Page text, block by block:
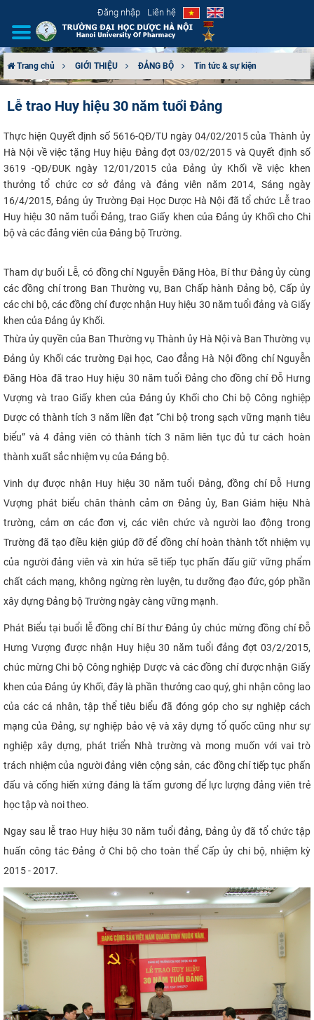
Đăng nhập Liên hệ
TUYỂN SINH
ĐÀO TẠO
ĐẢM BẢO CHẤT LƯỢNG
KHOA HỌC CÔNG NGHỆ
HTQT
CỰU NGƯỜI HỌC
Trang chủ GIỚI THIỆU ĐẢNG BỘ Tin tức & sự kiện
Lễ trao Huy hiệu 30 năm tuổi Đảng
Thực hiện Quyết định số 5616-QĐ​/TU ngày 04/02/2015 của Thành ủy
Hà Nội về việc tặng Huy hiệu Đảng đợt 03/02/2015 và Quyết định số
3619 -QĐ/ĐUK ngày 12/01/2015 của Đảng ủy Khối về việc khen
thưởng tổ chức cơ sở đảng và đảng viên năm 2014, Sáng ngày
16/4/2015, Đảng ủy Trường Đại Học Dược Hà Nội đã tổ chức Lễ trao
Huy hiệu 30 năm tuổi Đảng, trao Giấy khen của Đảng ủy Khối cho Chi
bộ và các đảng viên của Đảng bộ Trường.
Tham dự buổi Lễ, có đồng chí Nguyễn Đăng Hòa, Bí thư Đảng ủy cùng
các đồng chí trong Ban Thường vụ, Ban Chấp hành Đảng bộ, Cấp ủy
các chi bộ, các đồng chí được nhận Huy hiệu 30 năm tuổi đảng và Giấy
khen của Đảng ủy Khối.
Thừa ủy quyền của Ban Thường vụ Thành ủy Hà Nội và Ban Thường vụ
Đảng ủy Khối các trường Đại học, Cao đẳng Hà Nội đồng chí Nguyễn
Đăng Hòa đã trao Huy hiệu 30 năm tuổi Đảng cho đồng chí Đỗ Hưng
Vượng và trao Giấy khen của Đảng ủy Khối cho Chi bộ Công nghiệp
Dược có thành tích 3 năm liền đạt “Chi bộ trong sạch vững mạnh tiêu
biểu” và 4 đảng viên có thành tích 3 năm liên tục đủ tư cách hoàn
thành xuất sắc nhiệm vụ của Đảng bộ.
Vinh dự được nhận Huy hiệu 30 năm tuổi Đảng, đồng chí Đỗ Hưng
Vượng phát biểu chân thành cảm ơn Đảng ủy, Ban Giám hiệu Nhà
trường, cảm ơn các đơn vị, các viên chức và người lao động trong
Trường đã tạo điều kiện giúp đỡ để đồng chí hoàn thành tốt nhiệm vụ
của người đảng viên và xin hứa sẽ tiếp tục phấn đấu giữ vững phẩm
chất cách mạng, không ngừng rèn luyện, tu dưỡng đạo đức, góp phần
xây dựng Đảng bộ Trường ngày càng vững mạnh.
Phát Biểu tại buổi lễ đồng chí Bí thư Đảng ủy chúc mừng đồng chí Đỗ
Hưng Vượng được nhận Huy hiệu 30 năm tuổi đảng đợt 03/2/2015,
chúc mừng Chi bộ Công nghiệp Dược và các đồng chí được nhận Giấy
khen của Đảng ủy Khối, đây là phần thưởng cao quý, ghi nhận công lao
của các cá nhân, tập thể tiêu biểu đã đóng góp cho sự nghiệp cách
mạng của Đảng, sự nghiệp bảo vệ và xây dựng tổ quốc cũng như sự
nghiệp xây dựng, phát triển Nhà trường và mong muốn với vai trò
trách nhiệm của người đảng viên cộng sản, các đồng chí tiếp tục phấn
đấu và cống hiến xứng đáng là tấm gương để lực lượng đảng viên trẻ
học tập và noi theo.
Ngay sau lễ trao Huy hiệu 30 năm tuổi đảng, Đảng ủy đã tổ chức tập
huấn công tác Đảng ở Chi bộ cho toàn thể Cấp ủy chi bộ, nhiệm kỳ
2015 - 2017.